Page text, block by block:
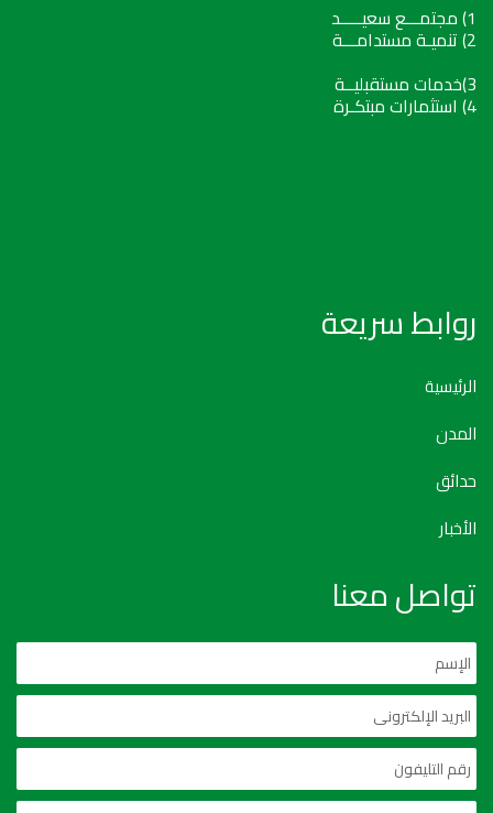
1) مجتمـــع سعيـــــد
2) تنميـة مستدامـــة
3)خدمات مستقبليــة
4) استثمارات مبتكـرة
روابط سريعة
الرئيسية
المدن
حدائق
الأخبار
تواصل معنا